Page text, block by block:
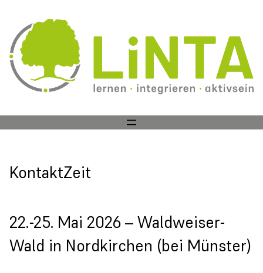
Inhalt
springen
KontaktZeit
22.-25. Mai 2026 – Waldweiser-
Wald in Nordkirchen (bei Münster)